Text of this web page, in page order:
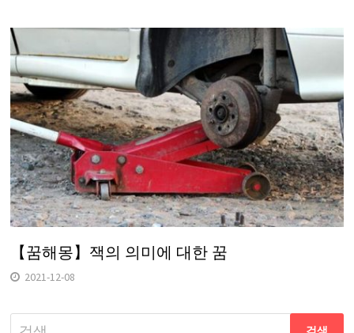
【꿈해몽】잭의 의미에 대한 꿈
2021-12-08
다